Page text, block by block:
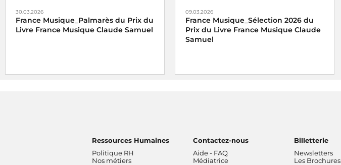
30.03.2026
France Musique_Palmarès du Prix du
Livre France Musique Claude Samuel
09.03.2026
France Musique_Sélection 2026 du
Prix du Livre France Musique Claude
Samuel
Ressources Humaines
Politique RH
Nos métiers
Contactez-nous
Aide - FAQ
Médiatrice
Billetterie
Newsletters
Les Brochures